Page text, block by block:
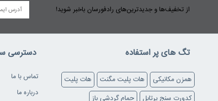
از تخفیف‌ها و جدیدترین‌های رادفورسان باخبر شوید!
تگ های پر استفاده
همزن مکانیکی هات پلیت مگنت
هات پلیت
کدورت سنج پرتابل
حمام گردشی باز
دسترسی
تماس با ما
درباره ما